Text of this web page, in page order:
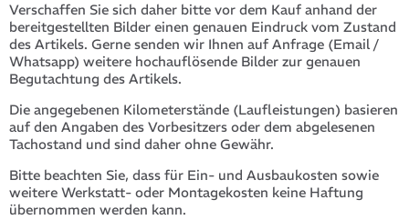
Verschaffen Sie sich daher bitte vor dem Kauf anhand der
bereitgestellten Bilder einen genauen Eindruck vom Zustand
des Artikels. Gerne senden wir Ihnen auf Anfrage (Email /
Whatsapp) weitere hochauflösende Bilder zur genauen
Begutachtung des Artikels.
Die angegebenen Kilometerstände (Laufleistungen) basieren
auf den Angaben des Vorbesitzers oder dem abgelesenen
Tachostand und sind daher ohne Gewähr.
Bitte beachten Sie, dass für Ein- und Ausbaukosten sowie
weitere Werkstatt- oder Montagekosten keine Haftung
übernommen werden kann.